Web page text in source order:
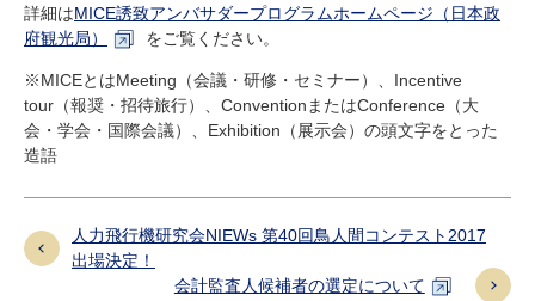
詳細はMICE誘致アンバサダープログラムホームページ（日本政
府観光局）
をご覧ください。
※MICEとはMeeting（会議・研修・セミナー）、Incentive
tour（報奨・招待旅行）、ConventionまたはConference（大
会・学会・国際会議）、Exhibition（展示会）の頭文字をとった
造語
人力飛行機研究会NIEWs 第40回鳥人間コンテスト2017
出場決定！
会計監査人候補者の選定について